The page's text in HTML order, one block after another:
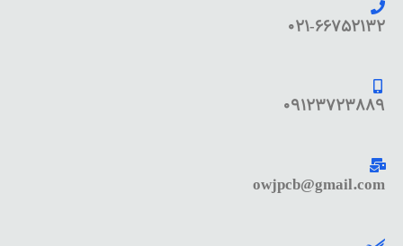
021-66752132
09123723889
owjpcb@gmail.com